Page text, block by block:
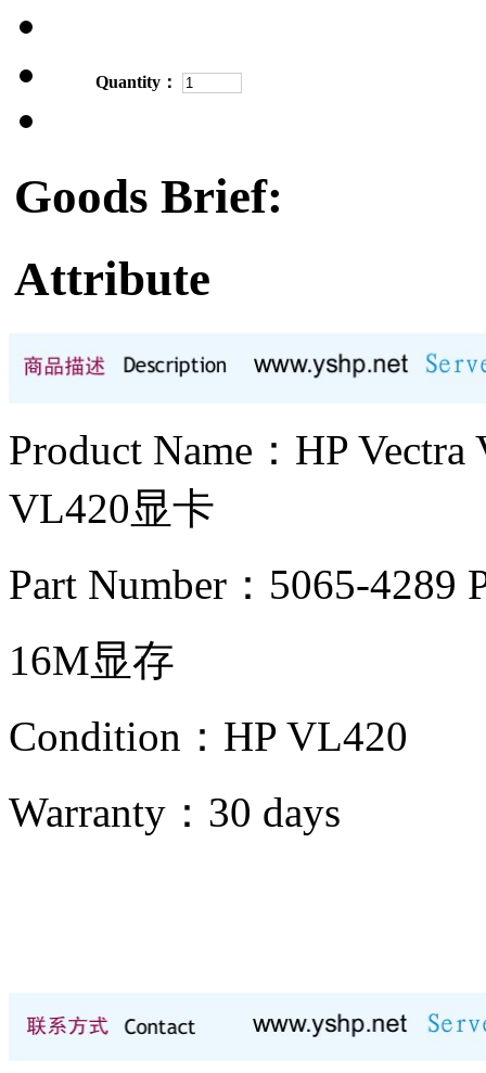
Quantity：
Goods Brief:
Attribute
Product Name：HP
VL420显卡
Part Number：5065-4289
16M显存
Condition： HP VL420
Warranty： 30 days